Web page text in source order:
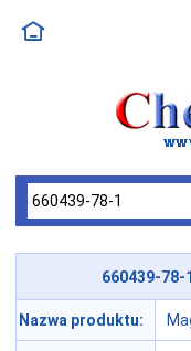
660439-
Nazwa produktu: